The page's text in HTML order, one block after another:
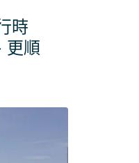
時
更順